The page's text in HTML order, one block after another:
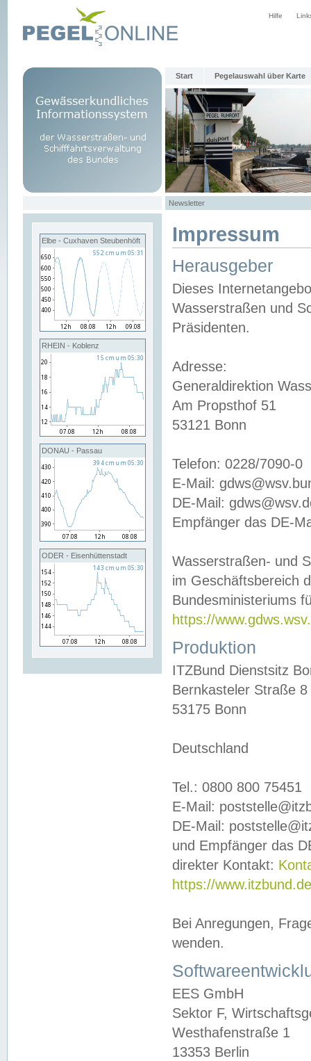
Hilfe
Start Pegelauswahl über Karte
Newsletter
Elbe - Cuxhaven Steubenhöft
RHEIN - Koblenz
DONAU - Passau
ODER - Eisenhüttenstadt
Impressum
Herausgeber
Dieses
Wasserstraßen und
Präsidenten.
Adresse:
Generaldirektion
Am Propsthof 51
53121 Bonn
Telefon: 0228/7090-0
E-Mail:
DE-Mail:
Empfänger das DE-
Wasserstraßen- und
im Geschäftsbereich
Bundesministeriums
https://
Produktion
ITZBund Dienstsitz
Bernkasteler Straße 8
53175 Bonn
Deutschland
Tel.: 0800 800 75451
E-Mail:
DE-Mail:
und Empfänger das
direkter Kontakt:
https://
Bei Anregungen,
wenden.
EES GmbH
Sektor F,
Westhafenstraße 1
13353 Berlin